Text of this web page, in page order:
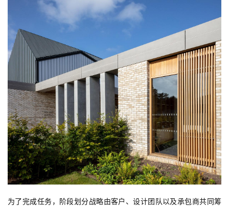
为了完成任务，阶段划分战略由客户、设计团队以及承包商共同筹